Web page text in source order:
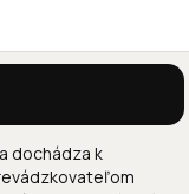
dochádza k